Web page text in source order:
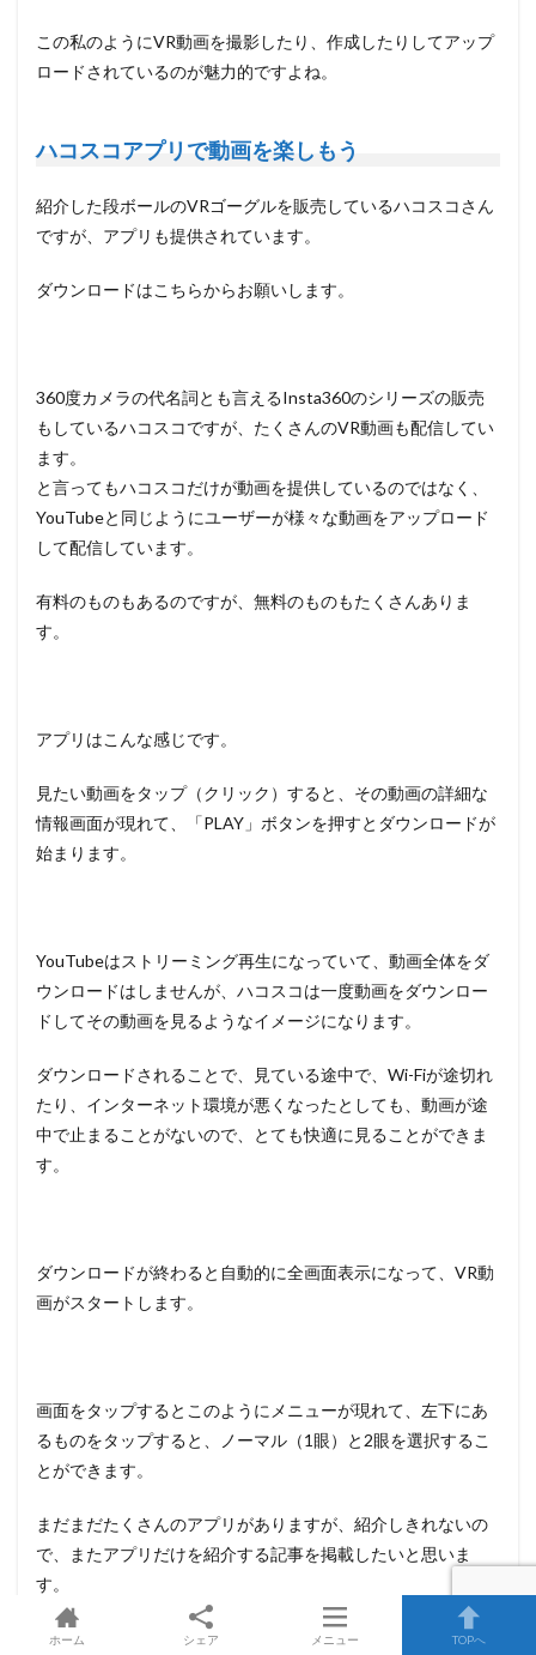
この私のようにVR動画を撮影したり、作成したりしてアップ
ロードされているのが魅力的ですよね。
ハコスコアプリで動画を楽しもう
紹介した段ボールのVRゴーグルを販売しているハコスコさん
ですが、アプリも提供されています。
ダウンロードはこちらからお願いします。
360度カメラの代名詞とも言えるInsta360のシリーズの販売
もしているハコスコですが、たくさんのVR動画も配信してい
ます。
と言ってもハコスコだけが動画を提供しているのではなく、
YouTubeと同じようにユーザーが様々な動画をアップロード
して配信しています。
有料のものもあるのですが、無料のものもたくさんありま
す。
アプリはこんな感じです。
見たい動画をタップ（クリック）すると、その動画の詳細な
情報画面が現れて、「PLAY」ボタンを押すとダウンロードが
始まります。
YouTubeはストリーミング再生になっていて、動画全体をダ
ウンロードはしませんが、ハコスコは一度動画をダウンロー
ドしてその動画を見るようなイメージになります。
ダウンロードされることで、見ている途中で、Wi-Fiが途切れ
たり、インターネット環境が悪くなったとしても、動画が途
中で止まることがないので、とても快適に見ることができま
す。
ダウンロードが終わると自動的に全画面表示になって、VR動
画がスタートします。
画面をタップするとこのようにメニューが現れて、左下にあ
るものをタップすると、ノーマル（1眼）と2眼を選択するこ
とができます。
まだまだたくさんのアプリがありますが、紹介しきれないの
で、またアプリだけを紹介する記事を掲載したいと思いま
す。
ホーム シェア メニュー TOPへ